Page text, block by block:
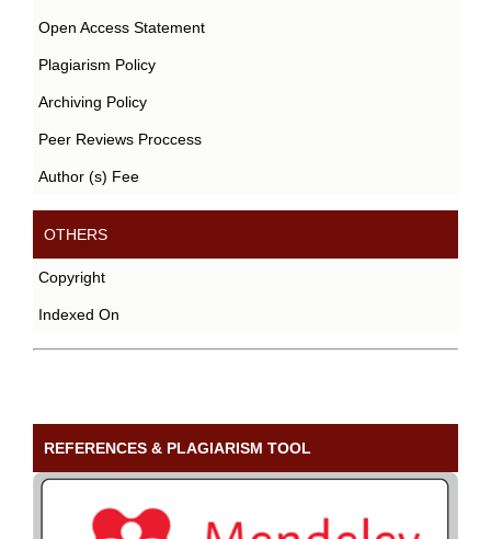
Open Access Statement
Plagiarism Policy
Archiving Policy
Peer Reviews Proccess
Author (s) Fee
OTHERS
Copyright
Indexed On
REFERENCES & PLAGIARISM TOOL